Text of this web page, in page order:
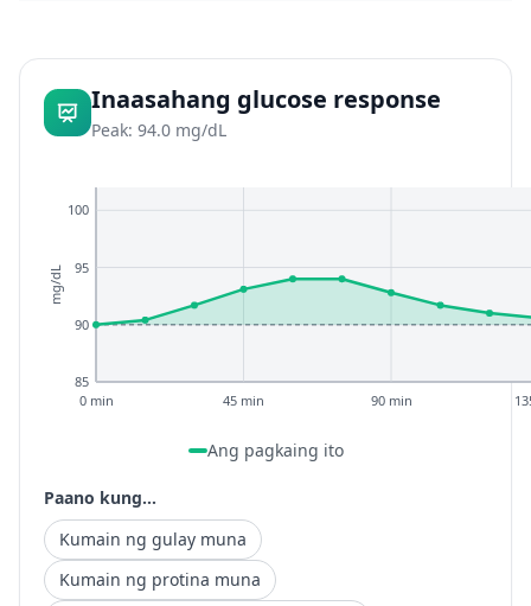
Inaasahang glucose response
Peak: 94.0 mg/dL
85
90
95
100
0 min 45 min 90 min
mg/dL
Ang pagkaing ito
Paano kung...
Kumain ng gulay muna
Kumain ng protina muna